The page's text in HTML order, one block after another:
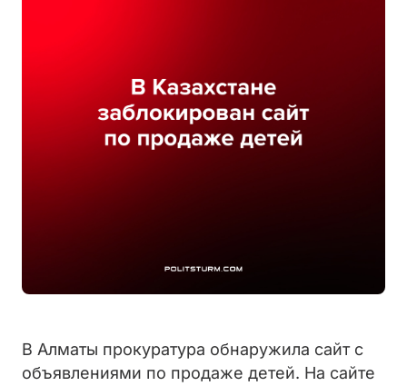
В Алматы прокуратура обнаружила сайт с
объявлениями по продаже детей. На сайте